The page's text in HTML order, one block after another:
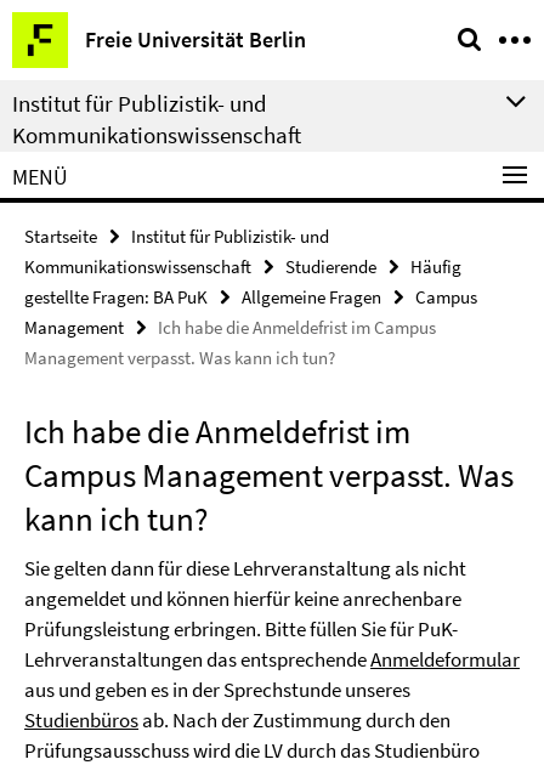
Springe
direkt
zu
Inhalt
Freie Universität Berlin
Service-
Navigation
Institut für Publizistik- und
Kommunikationswissenschaft
MENÜ
Startseite
Institut für Publizistik- und
Kommunikationswissenschaft
Studierende
Häufig
gestellte Fragen: BA PuK
Allgemeine Fragen
Campus
Management
Ich habe die Anmeldefrist im Campus
Management verpasst. Was kann ich tun?
Ich habe die Anmeldefrist im
Campus Management verpasst. Was
kann ich tun?
Sie gelten dann für diese Lehrveranstaltung als nicht
angemeldet und können hierfür keine anrechenbare
Prüfungsleistung erbringen. Bitte füllen Sie für PuK-
Lehrveranstaltungen das entsprechendeAnmeldeformular
aus und geben es in der Sprechstunde unseres
Studienbürosab. Nach der Zustimmung durch den
Prüfungsausschuss wird die LV durch das Studienbüro